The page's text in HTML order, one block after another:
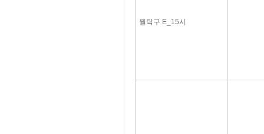
월탁구 E_15시